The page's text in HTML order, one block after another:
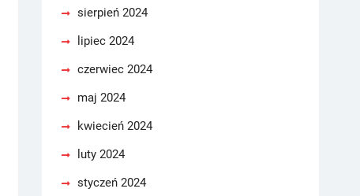
sierpień 2024
lipiec 2024
czerwiec 2024
maj 2024
kwiecień 2024
luty 2024
styczeń 2024